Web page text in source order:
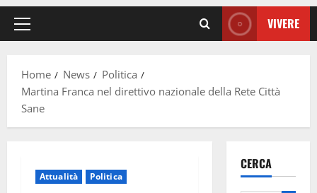
VIVERE
Home News
Politica
Martina Franca nel direttivo nazionale della Rete Città
Sane
Attualità Politica
CERCA